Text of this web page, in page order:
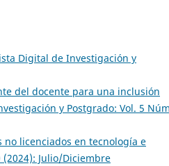
Digital de Investigación y
del docente para una inclusión
y Postgrado: Vol. 5
no licenciados en tecnología e
Julio/Diciembre